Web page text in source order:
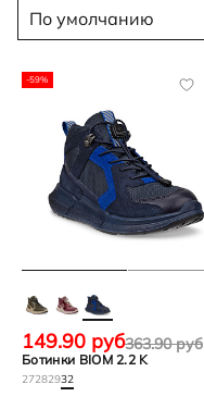
По умолчанию
-59%
Ботинки BIOM 2.2 K
363.90 руб
149.90 руб
27282932